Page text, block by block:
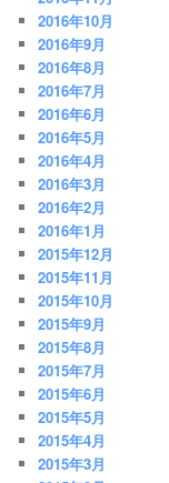
2016年10月
2016年9月
2016年8月
2016年7月
2016年6月
2016年5月
2016年4月
2016年3月
2016年2月
2016年1月
2015年12月
2015年11月
2015年10月
2015年9月
2015年8月
2015年7月
2015年6月
2015年5月
2015年4月
2015年3月